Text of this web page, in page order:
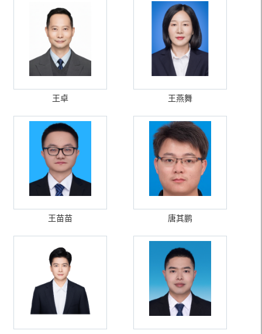
王卓 王燕舞
王苗苗 唐其鹏